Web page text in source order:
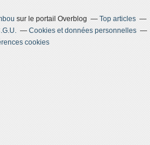
sur le portail Overblog
Top articles
Cookies et données personnelles
cookies